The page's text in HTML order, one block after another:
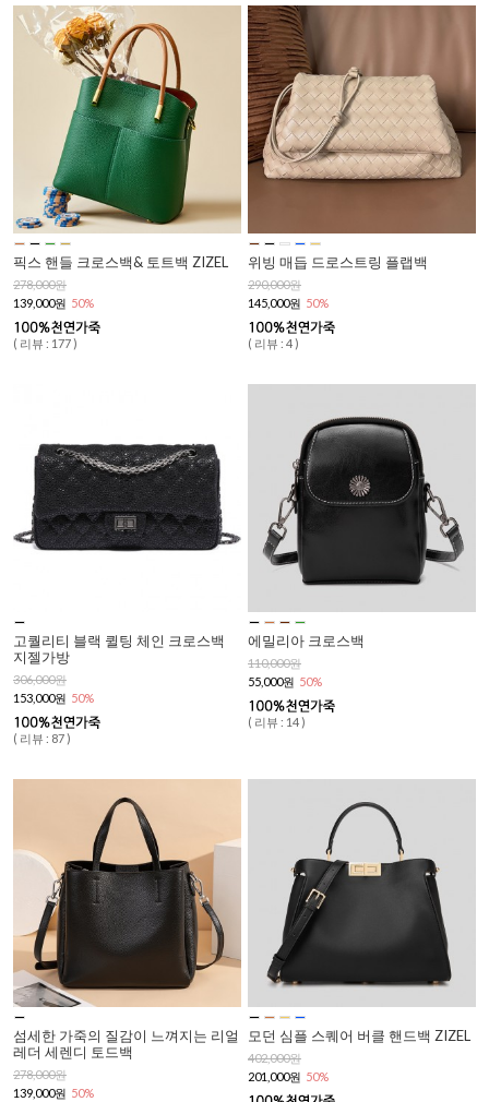
픽스 핸들 크로스백& 토트백 ZIZEL
278,000원
139,000원 50%
( 리뷰 : 177 )
위빙 매듭 드로스트링 플랩백
290,000원
145,000원 50%
( 리뷰 : 4 )
고퀄리티 블랙 퀼팅 체인 크로스백
지젤가방
306,000원
153,000원 50%
( 리뷰 : 87 )
에밀리아 크로스백
110,000원
55,000원 50%
( 리뷰 : 14 )
섬세한 가죽의 질감이 느껴지는 리얼
레더 세렌디 토드백
278,000원
139,000원 50%
모던 심플 스퀘어 버클 핸드백 ZIZEL
402,000원
201,000원 50%